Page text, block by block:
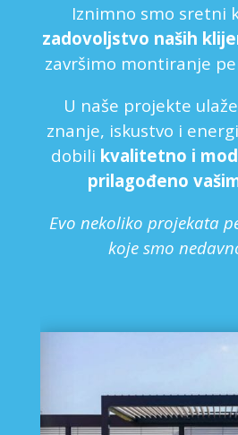
Iznimno smo sretni
zadovoljstvo naših
završimo montiranje
U naše projekte
znanje, iskustvo i
dobili kvalitetno i
prilagođeno
Evo nekoliko projekata
koje smo